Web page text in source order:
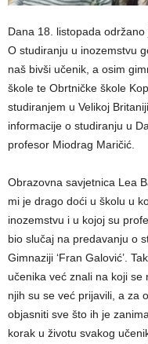
Dana 18. listopada
O studiranju u inozemstvu
naš bivši učenik, a osim
škole te Obrtničke škole
studiranjem u Velikoj
informacije o studiranju u
profesor Miodrag Maričić.
Obrazovna savjetnica Lea
mi je drago doći u školu u
inozemstvu i u kojoj su
bio slučaj na predavanju o
Gimnaziji ‘Fran Galović’.
učenika već znali na koji se
njih su se već prijavili, a za
objasniti sve što ih je
korak u životu svakog